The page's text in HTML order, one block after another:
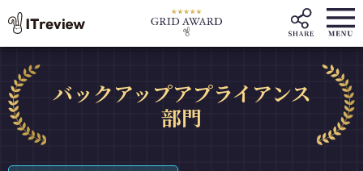
バックアップアプライアンス
部門